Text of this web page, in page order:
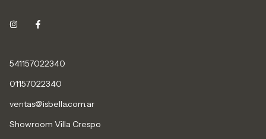
541157022340
01157022340
ventas@isbella.com.ar
Showroom Villa Crespo